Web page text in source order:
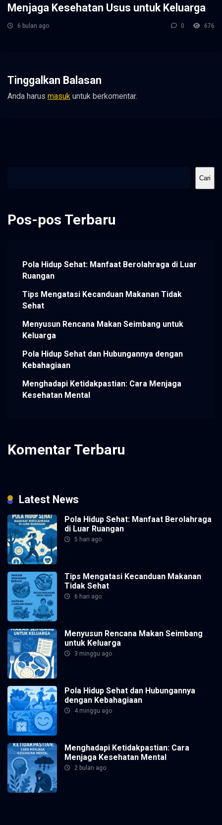
Menjaga Kesehatan Usus untuk Keluarga
6 bulan ago 0 676
Tinggalkan Balasan
Anda harus masuk untuk berkomentar.
Cari
Pos-pos Terbaru
Pola Hidup Sehat: Manfaat Berolahraga di Luar
Ruangan
Tips Mengatasi Kecanduan Makanan Tidak
Sehat
Menyusun Rencana Makan Seimbang untuk
Keluarga
Pola Hidup Sehat dan Hubungannya dengan
Kebahagiaan
Menghadapi Ketidakpastian: Cara Menjaga
Kesehatan Mental
Komentar Terbaru
Latest News
Pola Hidup Sehat: Manfaat Berolahraga
di Luar Ruangan
5 hari ago
Tips Mengatasi Kecanduan Makanan
Tidak Sehat
6 hari ago
Menyusun Rencana Makan Seimbang
untuk Keluarga
3 minggu ago
Pola Hidup Sehat dan Hubungannya
dengan Kebahagiaan
4 minggu ago
Menghadapi Ketidakpastian: Cara
Menjaga Kesehatan Mental
2 bulan ago